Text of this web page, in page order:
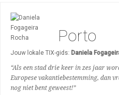
Bezienswaardigheden
Restaurants
Uitgaan
Winkelen
Wijken
Porto
Jouw lokale TIX-gids: Daniela
“Als een stad drie keer in zes jaar
Europese vakantiebestemming, dan
nog niet bent geweest!”